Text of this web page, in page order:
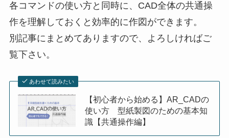
各コマンドの使い方と同時に、CAD全体の共通操
作を理解しておくと効率的に作図ができます。
別記事にまとめてありますので、よろしければご
覧下さい。
あわせて読みたい
【初心者から始める】AR_CADの
使い方 型紙製図のための基本知
識【共通操作編】